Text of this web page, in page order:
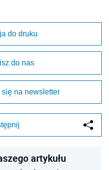
do druku
do nas
na newsletter
artykułu